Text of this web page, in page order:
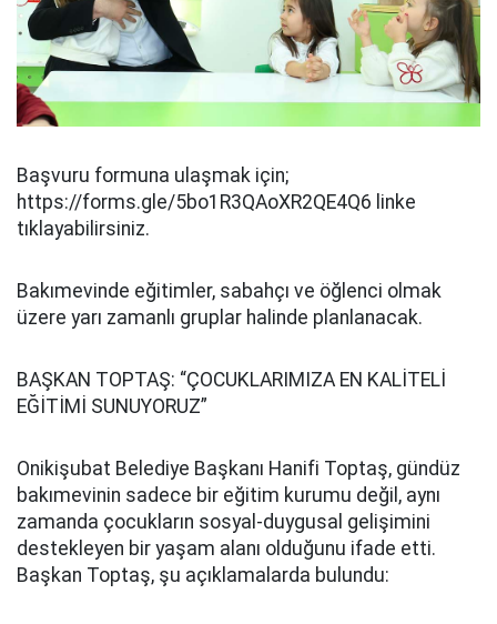
Başvuru formuna ulaşmak için;
https://forms.gle/5bo1R3QAoXR2QE4Q6 linke
tıklayabilirsiniz.
Bakımevinde eğitimler, sabahçı ve öğlenci olmak
üzere yarı zamanlı gruplar halinde planlanacak.
BAŞKAN TOPTAŞ: “ÇOCUKLARIMIZA EN KALİTELİ
EĞİTİMİ SUNUYORUZ”
Onikişubat Belediye Başkanı Hanifi Toptaş, gündüz
bakımevinin sadece bir eğitim kurumu değil, aynı
zamanda çocukların sosyal-duygusal gelişimini
destekleyen bir yaşam alanı olduğunu ifade etti.
Başkan Toptaş, şu açıklamalarda bulundu: